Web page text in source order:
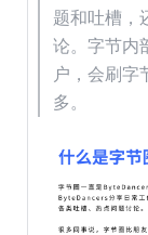
题和吐槽，
论。字节内
户，会刷字
多。